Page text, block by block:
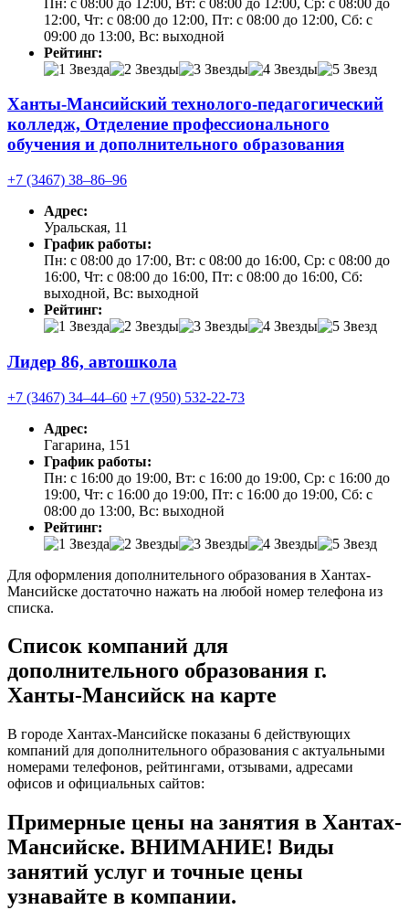
12:00, Чт: с 08:00 до 12:00, Пт: с 08:00 до 12:00, Сб: с
09:00 до 13:00, Вс: выходной
Рейтинг:
Ханты-Мансийский технолого-педагогический
колледж, Отделение профессионального
обучения и дополнительного образования
+7 (3467) 38‒86‒96
Адрес:
Уральская, 11
График работы:
Пн: с 08:00 до 17:00, Вт: с 08:00 до 16:00, Ср: с 08:00 до
16:00, Чт: с 08:00 до 16:00, Пт: с 08:00 до 16:00, Сб:
выходной, Вс: выходной
Рейтинг:
Лидер 86, автошкола
+7 (3467) 34‒44‒60 +7 (950) 532-22-73
Адрес:
Гагарина, 151
График работы:
Пн: с 16:00 до 19:00, Вт: с 16:00 до 19:00, Ср: с 16:00 до
19:00, Чт: с 16:00 до 19:00, Пт: с 16:00 до 19:00, Сб: с
08:00 до 13:00, Вс: выходной
Рейтинг:
Для оформления дополнительного образования в Хантах-
Мансийске достаточно нажать на любой номер телефона из
списка.
Список компаний для
дополнительного образования г.
Ханты-Мансийск на карте
В городе Хантах-Мансийске показаны 6 действующих
компаний для дополнительного образования с актуальными
номерами телефонов, рейтингами, отзывами, адресами
офисов и официальных сайтов:
Примерные цены на занятия в Хантах-
Мансийске. ВНИМАНИЕ! Виды
занятий услуг и точные цены
узнавайте в компании.